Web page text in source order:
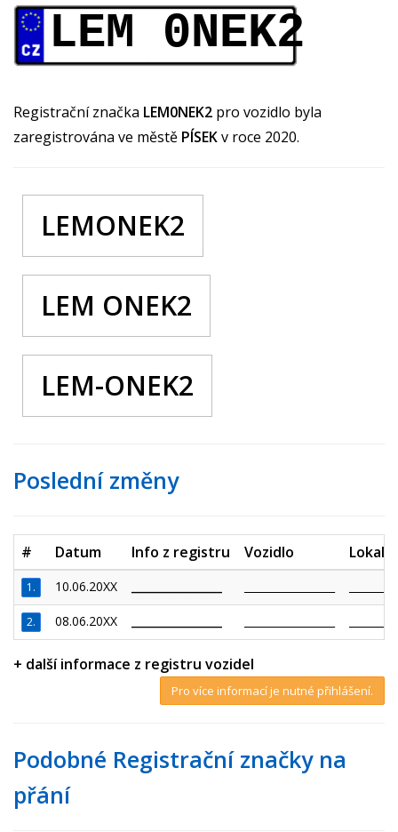
LEM 0NEK2
Registrační značka LEM0NEK2 pro vozidlo byla
zaregistrována ve městě PÍSEKv roce 2020.
LEMONEK2
LEM ONEK2
LEM-ONEK2
Poslední změny
# Datum Info z registru Vozidlo
1. 10.06.20XX
2. 08.06.20XX
+ další informace z registru vozidel
Pro více informací je nutné přihlášení.
Podobné Registrační značky na
přání